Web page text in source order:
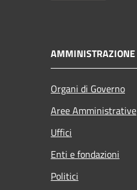
AMMINISTRAZIONE
Organi di Governo
Aree Amministrative
Uffici
Enti e fondazioni
Politici